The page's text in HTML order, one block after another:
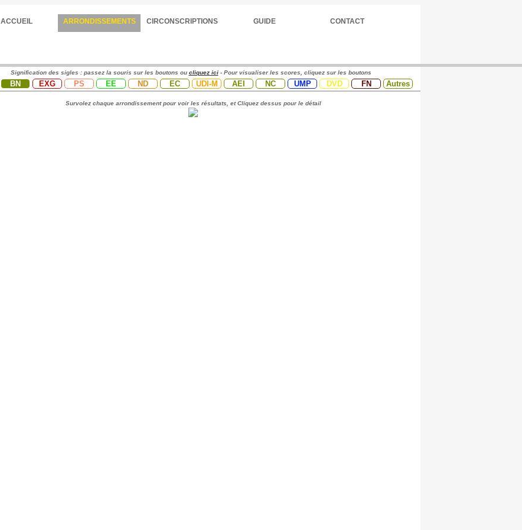
ACCUEIL ARRONDISSEMENTS CIRCONSCRIPTIONS GUIDE CONTACT
Signification des sigles : passez la souris sur les boutons ou cliquez ici- Pour visualiser les scores, cliquez sur les boutons
BN EXG PS EE ND EC UDI-M AEI NC UMP DVD FN Autres
Survolez chaque arrondissement pour voir les résultats, et Cliquez dessus pour le détail